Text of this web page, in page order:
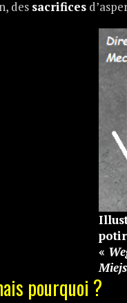
des sacrifices
«
pourquoi ?